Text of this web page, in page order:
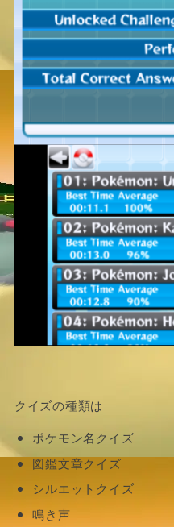
クイズの種類は
ポケモン名クイズ
図鑑文章クイズ
シルエットクイズ
鳴き声